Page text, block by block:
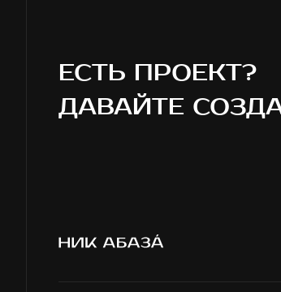
ЕСТЬ ПРОЕКТ?
ДАВАЙТЕ